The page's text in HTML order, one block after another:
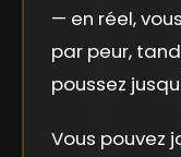
— en réel,
par peur,
poussez
Vous pouvez